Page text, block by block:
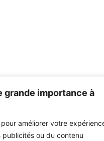
grande importance à
améliorer votre
ou du contenu